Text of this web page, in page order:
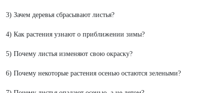
3) Зачем деревья сбрасывают листья?
4) Как растения узнают о приближении зимы?
5) Почему листья изменяют свою окраску?
6) Почему некоторые растения осенью остаются зелеными?